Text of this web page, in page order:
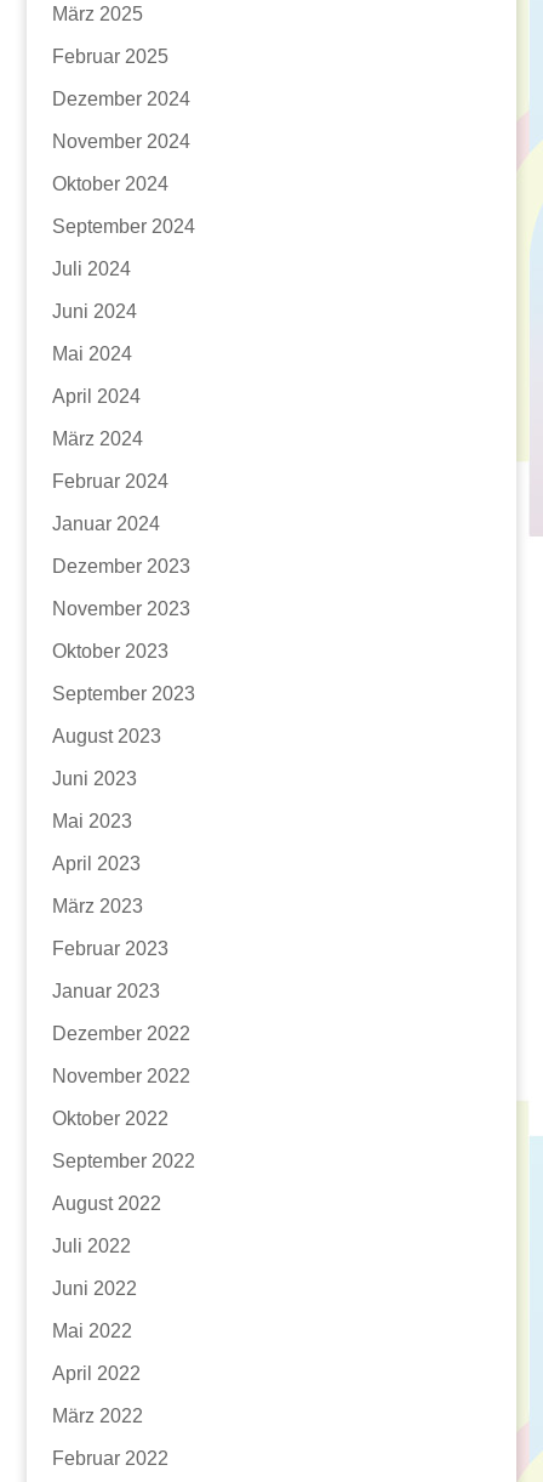
März 2025
Februar 2025
Dezember 2024
November 2024
Oktober 2024
September 2024
Juli 2024
Juni 2024
Mai 2024
April 2024
März 2024
Februar 2024
Januar 2024
Dezember 2023
November 2023
Oktober 2023
September 2023
August 2023
Juni 2023
Mai 2023
April 2023
März 2023
Februar 2023
Januar 2023
Dezember 2022
November 2022
Oktober 2022
September 2022
August 2022
Juli 2022
Juni 2022
Mai 2022
April 2022
März 2022
Februar 2022